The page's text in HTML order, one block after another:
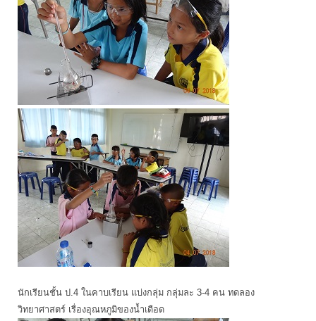
นักเรียนชั้น ป.4 ในคาบเรียน แบ่งกลุ่ม กลุ่มละ 3-4 คน ทดลอง
วิทยาศาสตร์ เรื่องอุณหภูมิของน้ำเดือด